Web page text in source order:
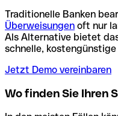
Traditionelle Banken
Überweisungen oft nur
Als Alternative bietet
schnelle, kostengünstige
Jetzt Demo vereinbaren
Wo finden Sie Ihren